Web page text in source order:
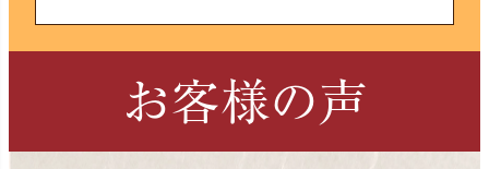
お客様の声